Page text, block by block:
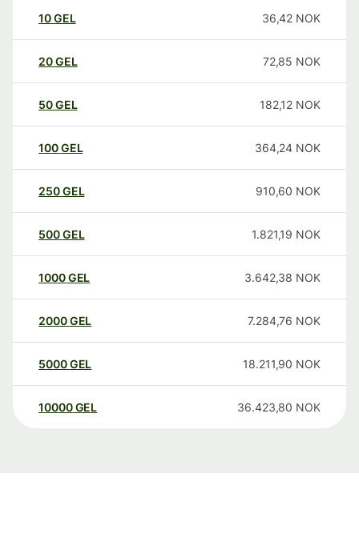
10GEL 36,42 NOK
20GEL 72,85 NOK
50GEL 182,12 NOK
100GEL 364,24 NOK
250GEL 910,60 NOK
500GEL 1.821,19 NOK
1000GEL 3.642,38 NOK
2000GEL 7.284,76 NOK
5000GEL 18.211,90 NOK
10000 GEL 36.423,80 NOK